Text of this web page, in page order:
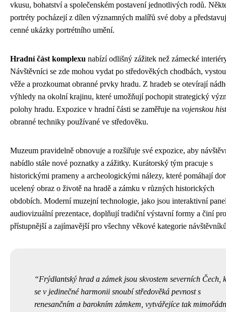
vkusu, bohatství a společenském postavení jednotlivých rodů.
portréty pocházejí z dílen významných malířů své doby a
cenné ukázky portrétního umění.
Hradní část komplexu nabízí odlišný zážitek než zámecké
Návštěvníci se zde mohou vydat po středověkých chodbách,
věže a prozkoumat obranné prvky hradu. Z hradeb se otevírají
výhledy na okolní krajinu, které umožňují pochopit strategický
polohy hradu. Expozice v hradní části se zaměřuje na vojenskou
obranné techniky používané ve středověku.
Muzeum pravidelně obnovuje a rozšiřuje své expozice, aby
nabídlo stále nové poznatky a zážitky. Kurátorský tým pracuje s
historickými prameny a archeologickými nálezy, které pomáhají
ucelený obraz o životě na hradě a zámku v různých historických
obdobích. Moderní muzejní technologie, jako jsou interaktivní
audiovizuální prezentace, doplňují tradiční výstavní formy a činí
přístupnější a zajímavější pro všechny věkové kategorie
Frýdlantský hrad a zámek jsou skvostem severních Čech,
se v jedinečné harmonii snoubí středověká pevnost s
renesančním a barokním zámkem, vytvářejíce tak